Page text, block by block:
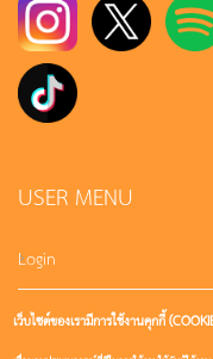
USER MENU
Login
Sign up
เว็บไซต์ของเรามีการใช้งานคุกกี้